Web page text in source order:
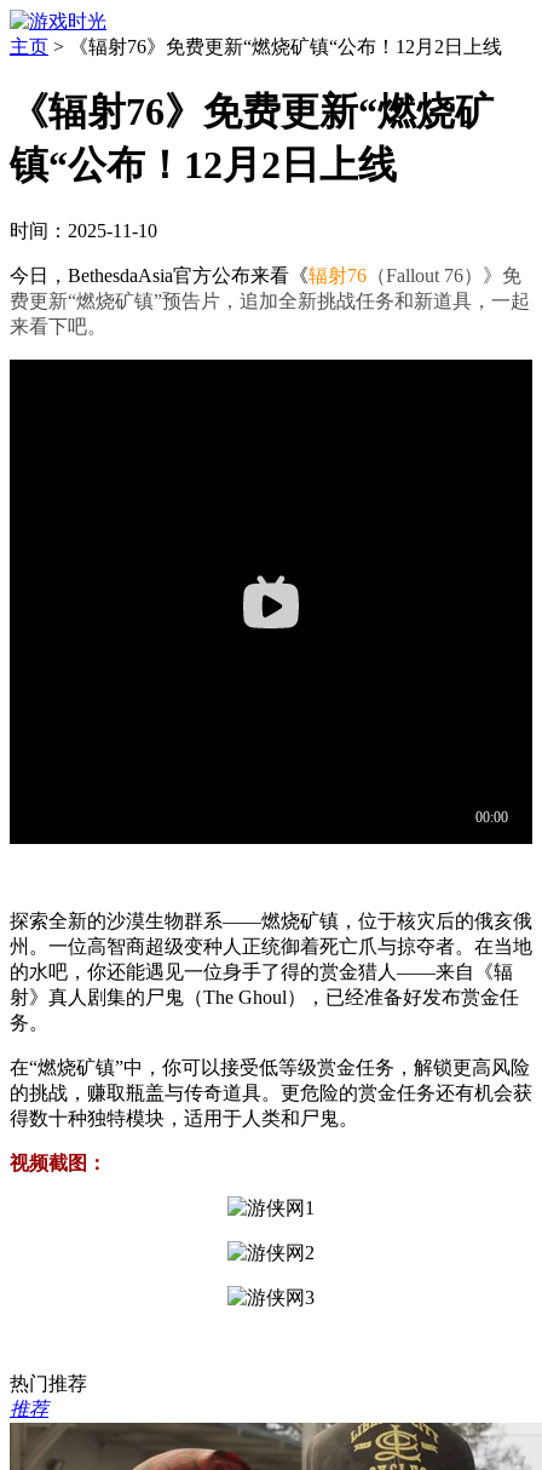
主页 > 《辐射76》免费更新“燃烧矿镇“公布！12月2日上线
《辐射76》免费更新“燃烧矿
镇“公布！12月2日上线
时间：2025-11-10
今日，BethesdaAsia官方公布来看《辐射76 （Fallout 76）》免
费更新“燃烧矿镇”预告片，追加全新挑战任务和新道具，一起
来看下吧。
探索全新的沙漠生物群系——燃烧矿镇，位于核灾后的俄亥俄
州。一位高智商超级变种人正统御着死亡爪与掠夺者。在当地
的水吧，你还能遇见一位身手了得的赏金猎人——来自《辐
射》真人剧集的尸鬼（The Ghoul），已经准备好发布赏金任
务。
在“燃烧矿镇”中，你可以接受低等级赏金任务，解锁更高风险
的挑战，赚取瓶盖与传奇道具。更危险的赏金任务还有机会获
得数十种独特模块，适用于人类和尸鬼。
视频截图：
热门推荐
推荐